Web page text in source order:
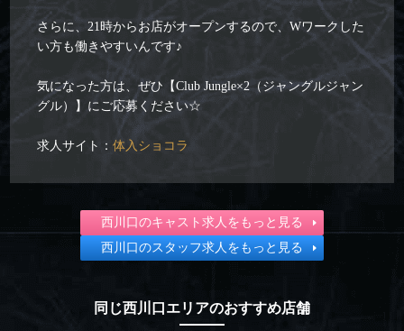
さらに、21時からお店がオープンするので、Wワークした
い方も働きやすいんです♪
気になった方は、ぜひ【Club Jungle×2（ジャングルジャン
グル）】にご応募ください☆
求人サイト：体入ショコラ
西川口のキャスト求人をもっと見る
西川口のスタッフ求人をもっと見る
同じ西川口エリアのおすすめ店舗